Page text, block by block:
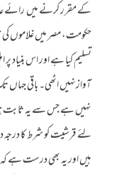
کے مقرر کرنے میں رائے
حکومت، مصر میں غلاموں
تسلیم کیا ہے اور اس
آوازنہیں اٹھی۔ باقی جہاں
نہیں ہے جس سے یہ ثابت
لئے قرشیت کو شرط کا
ہیں اور یہ بھی درست ہے کہ